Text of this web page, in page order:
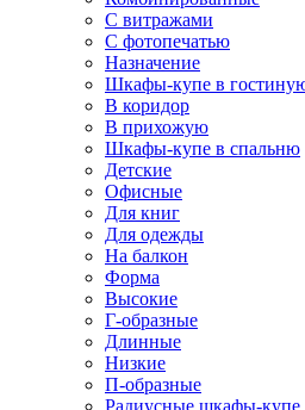
С витражами
С фотопечатью
Назначение
Шкафы-купе в
В коридор
В прихожую
Шкафы-купе в спальню
Детские
Офисные
Для книг
Для одежды
На балкон
Форма
Высокие
Г-образные
Длинные
Низкие
П-образные
Радиусные шкафы-купе